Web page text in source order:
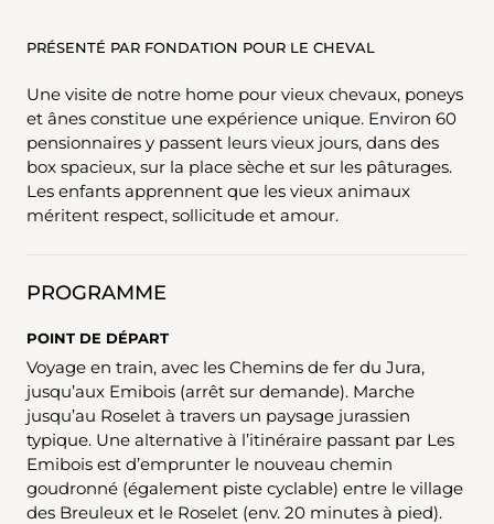
PRÉSENTÉ PAR FONDATION POUR LE CHEVAL
Une visite de notre home pour vieux chevaux, poneys
et ânes constitue une expérience unique. Environ 60
pensionnaires y passent leurs vieux jours, dans des
box spacieux, sur la place sèche et sur les pâturages.
Les enfants apprennent que les vieux animaux
méritent respect, sollicitude et amour.
PROGRAMME
POINT DE DÉPART
Voyage en train, avec les Chemins de fer du Jura,
jusqu’aux Emibois (arrêt sur demande). Marche
jusqu’au Roselet à travers un paysage jurassien
typique. Une alternative à l’itinéraire passant par Les
Emibois est d’emprunter le nouveau chemin
goudronné (également piste cyclable) entre le village
des Breuleux et le Roselet (env. 20 minutes à pied).